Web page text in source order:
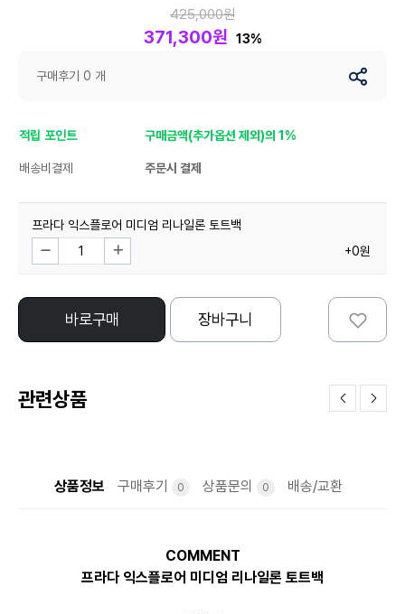
425,000원
371,300원 13%
구매후기 0 개
적립 포인트 구매금액(추가옵션 제외)의 1%
배송비결제 주문시 결제
프라다 익스플로어 미디엄 리나일론 토트백
+0원
바로구매 장바구니
관련상품
상품정보 구매후기 0 상품문의 0 배송/교환
COMMENT
프라다 익스플로어 미디엄 리나일론 토트백